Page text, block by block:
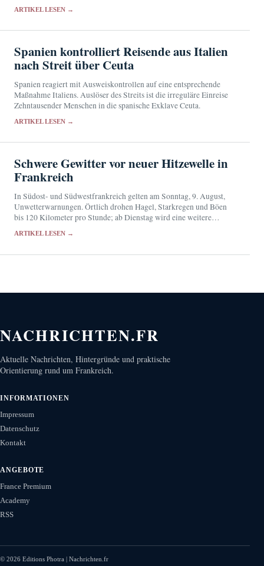
ARTIKEL LESEN →
Spanien kontrolliert Reisende aus Italien
nach Streit über Ceuta
Spanien reagiert mit Ausweiskontrollen auf eine entsprechende
Maßnahme Italiens. Auslöser des Streits ist die irreguläre Einreise
Zehntausender Menschen in die spanische Exklave Ceuta.
ARTIKEL LESEN →
Schwere Gewitter vor neuer Hitzewelle in
Frankreich
In Südost- und Südwestfrankreich gelten am Sonntag, 9. August,
Unwetterwarnungen. Örtlich drohen Hagel, Starkregen und Böen
bis 120 Kilometer pro Stunde; ab Dienstag wird eine weitere
ARTIKEL LESEN →
NACHRICHTEN.FR
Aktuelle Nachrichten, Hintergründe und praktische
Orientierung rund um Frankreich.
INFORMATIONEN
Impressum
Datenschutz
Kontakt
ANGEBOTE
France Premium
Academy
RSS
© 2026 Editions Photra | Nachrichten.fr